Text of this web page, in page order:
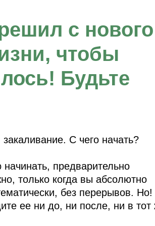
С чего начать?
предварительно
только когда вы абсолютно
без перерывов. Но!
ее ни до, ни после, ни в тот
с нового
чтобы
Будьте